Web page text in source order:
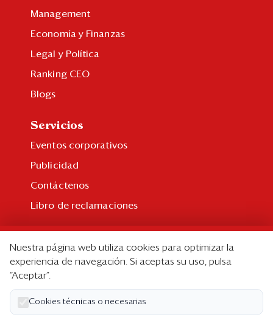
Management
Economía y Finanzas
Legal y Política
Ranking CEO
Blogs
Servicios
Eventos corporativos
Publicidad
Contáctenos
Libro de reclamaciones
Suscripción individual
Paquetes corporativos
Edición Impresa
Nuestra página web utiliza cookies para optimizar la
experiencia de navegación. Si aceptas su uso, pulsa
“Aceptar”.
Cookies técnicas o necesarias